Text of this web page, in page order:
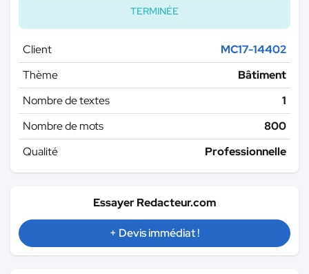
TERMINÉE
Client
MC17-14402
Thème
Bâtiment
Nombre de textes
1
Nombre de mots
800
Qualité
Professionnelle
Essayer Redacteur.com
+ Devis immédiat !